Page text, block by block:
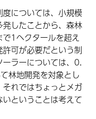
については、小規模
したことから、森林
1ヘクタールを超え
可が必要だという制
ラーについては、0.
林地開発を対象とし
れではちょっとメガ
ということは考えて